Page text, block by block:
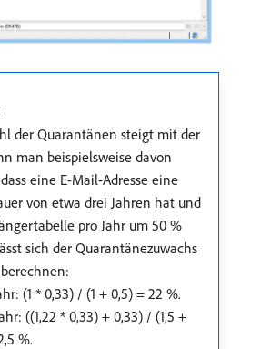
der Quarantänen steigt mit der
man beispielsweise davon
eine E-Mail-Adresse eine
von etwa drei Jahren hat und
pro Jahr um 50 %
sich der Quarantänezuwachs
(1 * 0,33) / (1 + 0,5) = 22 %.
((1,22 * 0,33) + 0,33) / (1,5 +
%.